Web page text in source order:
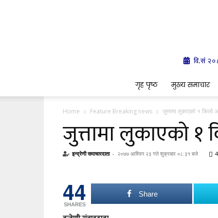
वि.सं
गृह पृष्ठ मुख्य समाचार
Home Feature Breaking news जुत्तामा लुकाएको १ किलो
जुत्तामा लुकाएको १
इन्द्रेणी समाचारदाता - २०७७ आश्विन २३ गते शुक्रबार ०८:३१ बजे
44
SHARES
Share